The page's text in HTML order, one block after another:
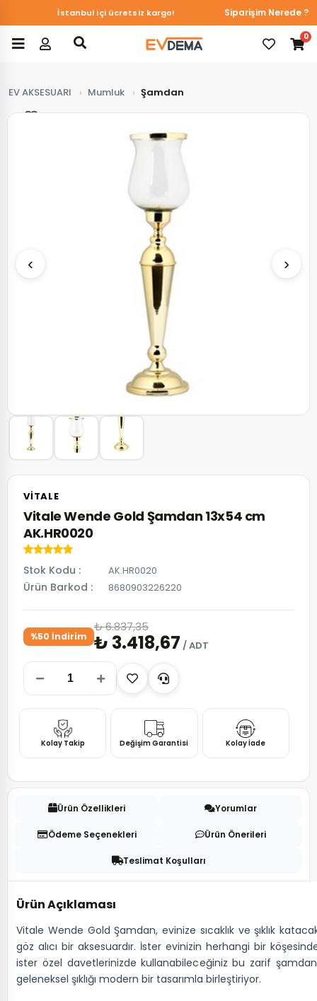
İstanbul içi ücretsiz kargo! Siparişim Nerede ?
0
EV AKSESUARI Mumluk Şamdan
‹ ›
VITALE
Vitale Wende Gold Şamdan 13x54 cm
AK.HR0020
Stok Kodu AK.HR0020
Ürün Barkod 8680903226220
%50 İndirim
₺ 6.837,35
₺ 3.418,67 / ADT
Kolay Takip Değişim Garantisi Kolay İade
Ürün Özellikleri Yorumlar
Ödeme Seçenekleri Ürün Önerileri
Teslimat Koşulları
Ürün Açıklaması
Vitale Wende Gold Şamdan, evinize sıcaklık ve şıklık
göz alıcı bir aksesuardır. İster evinizin herhangi bir
ister özel davetlerinizde kullanabileceğiniz bu zarif
geleneksel şıklığı modern bir tasarımla birleştiriyor.